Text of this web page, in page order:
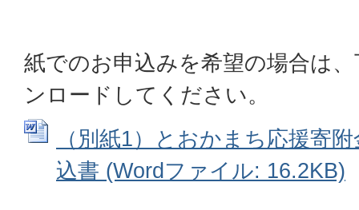
紙でのお申込みを希望の場合は
ンロードしてください。
（別紙1）とおかまち応援寄
込書 (Wordファイル: 16.2KB)